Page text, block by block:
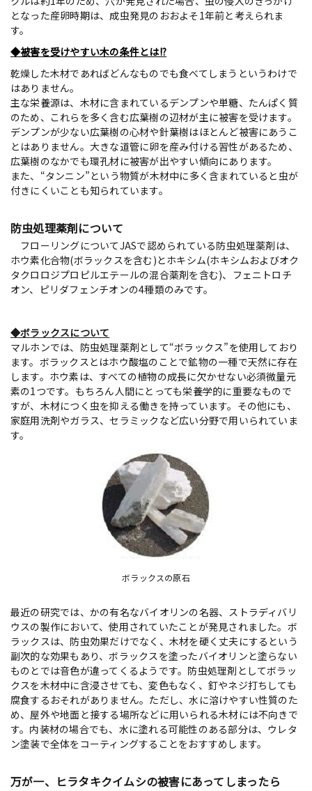
となった産卵時期は、成虫発見のおおよそ1年前と考えられま
す。
◆被害を受けやすい木の条件とは!?
乾燥した木材であればどんなものでも食べてしまうというわけで
はありません。
主な栄養源は、木材に含まれているデンプンや単糖、たんぱく質
のため、これらを多く含む広葉樹の辺材が主に被害を受けます。
デンプンが少ない広葉樹の心材や針葉樹はほとんど被害にあうこ
とはありません。大きな道管に卵を産み付ける習性があるため、
広葉樹のなかでも環孔材に被害が出やすい傾向にあります。
また、“タンニン”という物質が木材中に多く含まれていると虫が
付きにくいことも知られています。
防虫処理薬剤について
フローリングについてJASで認められている防虫処理薬剤は、
ホウ素化合物(ボラックスを含む)とホキシム(ホキシムおよびオク
タクロロジプロピルエテールの混合薬剤を含む)、フェニトロチ
オン、ピリダフェンチオンの4種類のみです。
◆ボラックスについて
マルホンでは、防虫処理薬剤として“ボラックス”を使用しており
ます。ボラックスとはホウ酸塩のことで鉱物の一種で天然に存在
します。ホウ素は、すべての植物の成長に欠かせない必須微量元
素の1つです。もちろん人間にとっても栄養学的に重要なもので
すが、木材につく虫を抑える働きを持っています。その他にも、
家庭用洗剤やガラス、セラミックなど広い分野で用いられていま
す。
ボラックスの原石
最近の研究では、かの有名なバイオリンの名器、ストラディバリ
ウスの製作において、使用されていたことが発見されました。ボ
ラックスは、防虫効果だけでなく、木材を硬く丈夫にするという
副次的な効果もあり、ボラックスを塗ったバイオリンと塗らない
ものとでは音色が違ってくるようです。防虫処理剤としてボラッ
クスを木材中に含浸させても、変色もなく、釘やネジ打ちしても
腐食するおそれがありません。ただし、水に溶けやすい性質のた
め、屋外や地面と接する場所などに用いられる木材には不向きで
す。内装材の場合でも、水に塗れる可能性のある部分は、ウレタ
ン塗装で全体をコーティングすることをおすすめします。
万が一、ヒラタキクイムシの被害にあってしまったら